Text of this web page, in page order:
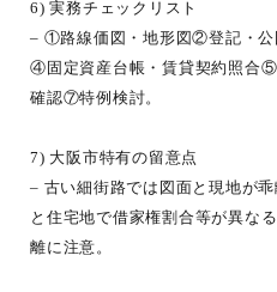
6) 実務チェックリスト
– ①路線価図・地形図②登記・公
④固定資産台帳・賃貸契約照合
確認⑦特例検討。
7) 大阪市特有の留意点
– 古い細街路では図面と現地が
と住宅地で借家権割合等が異な
離に注意。